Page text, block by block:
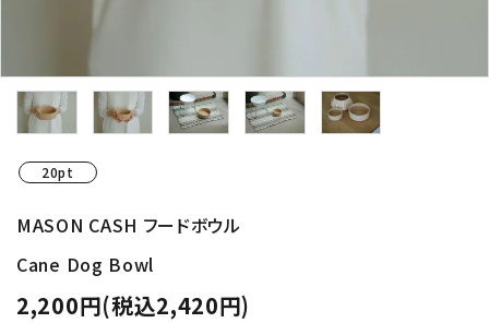
20pt
MASON CASH フードボウル
Cane Dog Bowl
2,200円(税込2,420円)